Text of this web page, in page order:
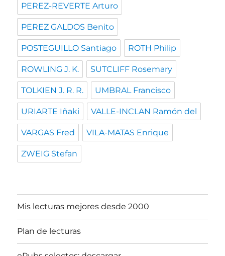
PEREZ-REVERTE Arturo
PEREZ GALDOS Benito
POSTEGUILLO Santiago ROTH Philip
ROWLING J. K. SUTCLIFF Rosemary
TOLKIEN J. R. R. UMBRAL Francisco
URIARTE Iñaki VALLE-INCLAN Ramón del
VARGAS Fred VILA-MATAS Enrique
ZWEIG Stefan
Mis lecturas mejores desde 2000
Plan de lecturas